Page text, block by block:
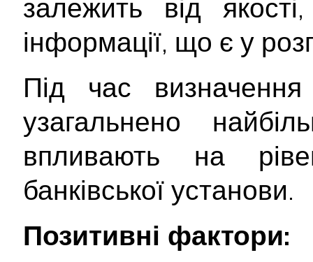
залежить від
інформації, що є у
Під час визначення
узагальнено
впливають на
банківської установи.
Позитивні фактори: